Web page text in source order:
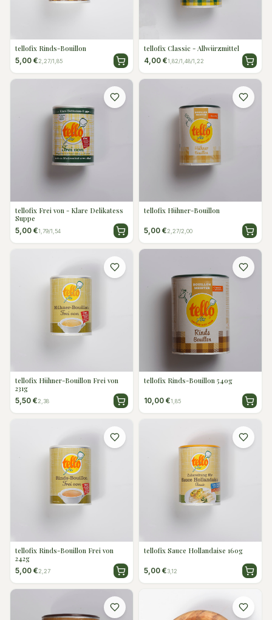
tellofix Rinds-Bouillon
5,00 €2,27/1,85
tellofix Classic - Allwürzmittel
4,00 €1,82/1,48/1,22
tellofix Frei von - Klare Delikatess
Suppe
5,00 €1,79/1,54
tellofix Hühner-Bouillon
5,00 €2,27/2,00
tellofix Hühner-Bouillon Frei von
231g
5,50 €2,38
tellofix Rinds-Bouillon 540g
10,00 €1,85
tellofix Rinds-Bouillon Frei von
242g
5,00 €2,27
tellofix Sauce Hollandaise 160g
5,00 €3,12